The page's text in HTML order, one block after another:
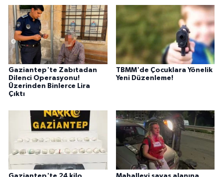
Gaziantep'te Zabıtadan
Dilenci Operasyonu!
Üzerinden Binlerce Lira
Çıktı
TBMM'de Çocuklara Yönelik
Yeni Düzenleme!